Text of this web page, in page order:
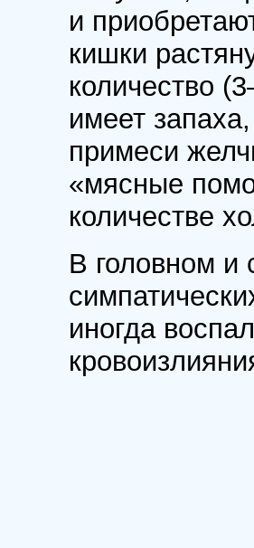
и
кишки
количество
имеет
примеси
«мясные
количестве
В головном и
иногда